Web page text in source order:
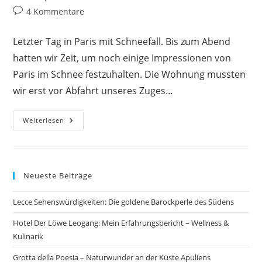
Kategorie:
Beitrags-
4 Kommentare
Letzter Tag in Paris mit Schneefall. Bis zum Abend
hatten wir Zeit, um noch einige Impressionen von
Paris im Schnee festzuhalten. Die Wohnung mussten
wir erst vor Abfahrt unseres Zuges…
Weiterlesen Paris
Bei
Neueste Beiträge
Lecce Sehenswürdigkeiten: Die goldene Barockperle des Südens
Hotel Der Löwe Leogang: Mein Erfahrungsbericht – Wellness &
Kulinarik
Grotta della Poesia – Naturwunder an der Küste Apuliens